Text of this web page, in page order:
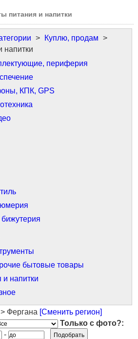
питания и напитки
> Куплю, продам >
напитки
периферия
КПК, GPS
бытовые товары
и напитки
> Фергана [Сменить регион]
Только с фото?:
-